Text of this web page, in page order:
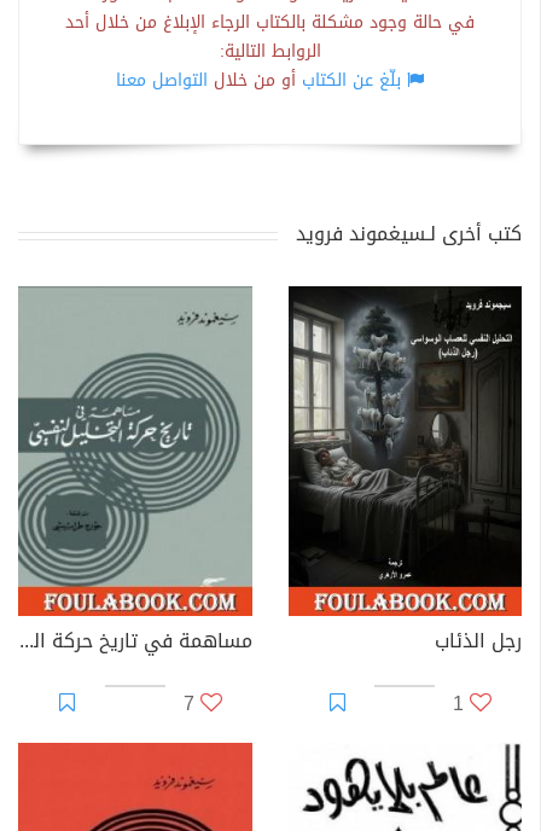
في حالة وجود مشكلة بالكتاب الرجاء الإبلاغ من خلال أحد
الروابط التالية:
بلّغ عن الكتاب أو من خلال التواصل معنا
كتب أخرى لـسيغموند فرويد
رجل الذئاب
1
مساهمة في تاريخ حركة التحليل النفسي
7